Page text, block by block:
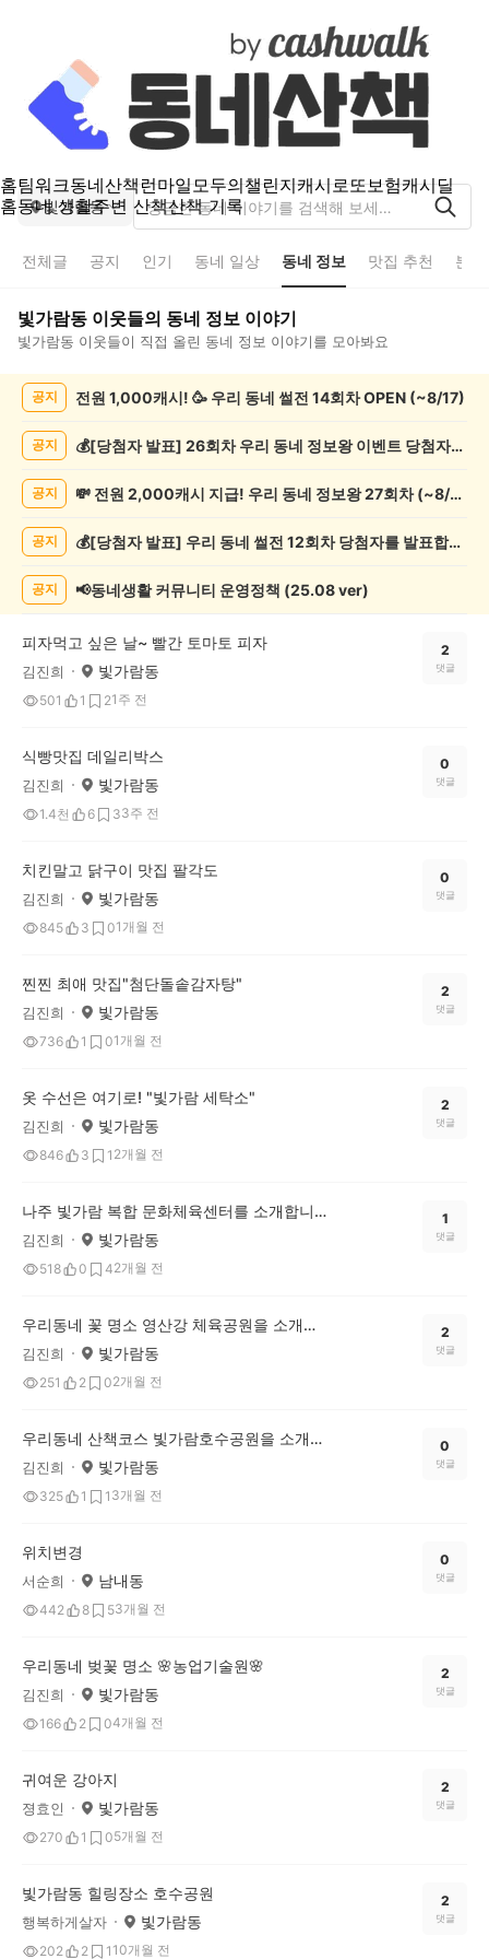
홈팀워크동네산책런마일모두의챌린지캐시로또보험캐시딜
홈동네 생활주변 산책산책 기록
빛가람동
전체글 공지 인기 동네 일상 동네 정보 맛집 추천 분
빛가람동 이웃들의 동네 정보 이야기
빛가람동 이웃들이 직접 올린 동네 정보 이야기를 모아봐요
목
공지 전원 1,000캐시! 🥳 우리 동네 썰전 14회차 OPEN (~8/17)
공지 💰[당첨자 발표] 26회차 우리 동네 정보왕 이벤트 당첨자를 발표합니다!
공지 💸 전원 2,000캐시 지급! 우리 동네 정보왕 27회차 (~8/10)
공지 💰[당첨자 발표] 우리 동네 썰전 12회차 당첨자를 발표합니다!
공지 📢동네생활 커뮤니티 운영정책 (25.08 ver)
피자먹고 싶은 날~ 빨간 토마토 피자
김진희 빛가람동
501 1 21주 전
2
댓글
식빵맛집 데일리박스
김진희 빛가람동
1.4천 6 33주 전
0
댓글
치킨말고 닭구이 맛집 팔각도
김진희 빛가람동
845 3 01개월 전
0
댓글
찐찐 최애 맛집"첨단돌솥감자탕"
김진희 빛가람동
736 1 01개월 전
2
댓글
옷 수선은 여기로! "빛가람 세탁소"
김진희 빛가람동
846 3 1 2개월 전
2
댓글
나주 빛가람 복합 문화체육센터를 소개합니다.
김진희 빛가람동
518 0 42개월 전
1
댓글
우리동네 꽃 명소 영산강 체육공원을 소개합니다
김진희 빛가람동
251 2 02개월 전
2
댓글
우리동네 산책코스 빛가람호수공원을 소개해요
김진희 빛가람동
325 1 1 3개월 전
0
댓글
위치변경
서순희 남내동
442 8 53개월 전
0
댓글
우리동네 벚꽃 명소 🌸농업기술원🌸
김진희 빛가람동
166 2 04개월 전
2
댓글
귀여운 강아지
졍효인 빛가람동
270 1 05개월 전
2
댓글
빛가람동 힐링장소 호수공원
행복하게살자 빛가람동
202 2 1 10개월 전
2
댓글